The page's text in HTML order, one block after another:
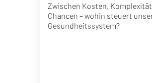
Zwischen Kosten,
Chancen – wohin steuert
Gesundheitssystem?